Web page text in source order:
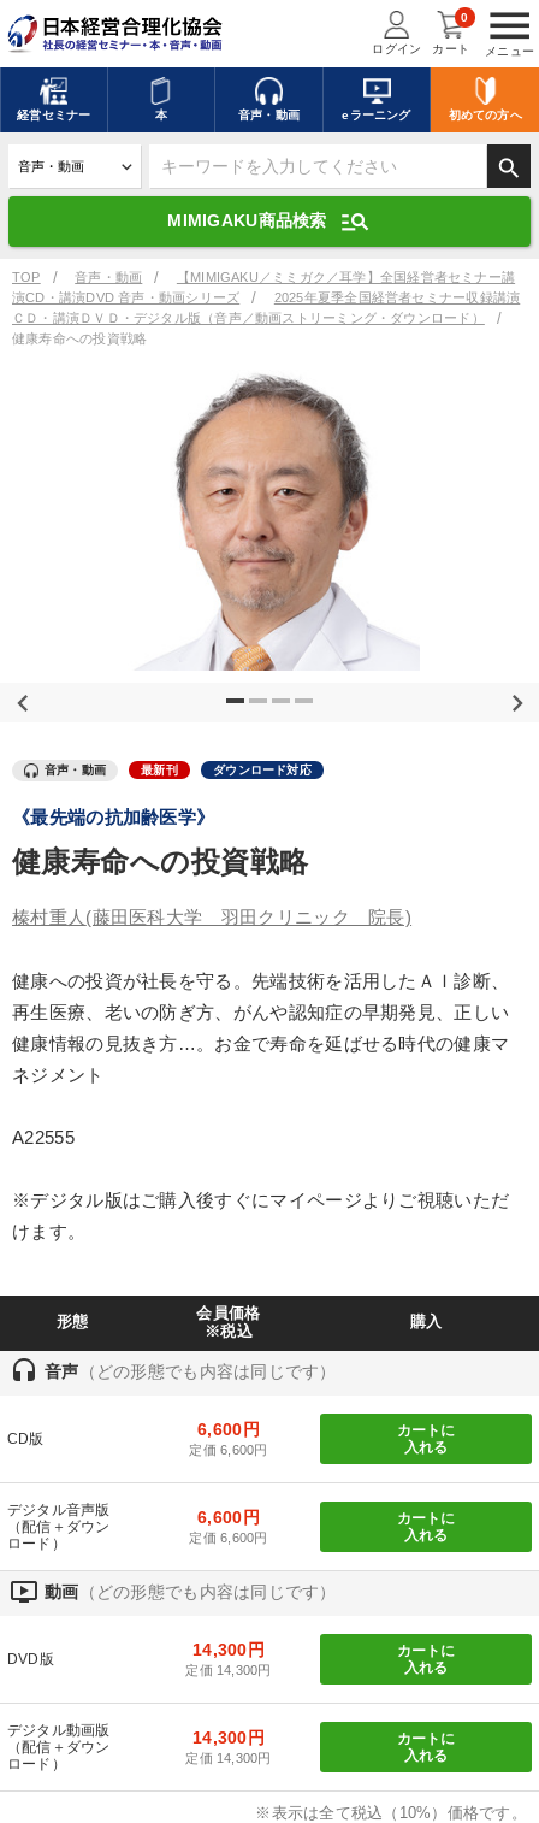
menu
メニュー
ログイン カート
0
経営セミナー 本 音声・動画 eラーニング 初めての方へ
search
MIMIGAKU商品検索 manage_search
キーワードを入力して探す
デジタル版対応のみ検索結果に表示する
search 上記の条件で検索
全国経営者セミナー講演収録物（全1315タイトル）からお探しいただけ
優秀各社の智恵と戦略 事業家のロマンと経営
専門家のアドバイス
2026年春季全国経営者セミナー収録講演ＣＤ・講演ＤＶＤ・デジ
タル版（音声／動画ストリーミング・ダウンロード）
組織・採用・スキル 大竹愼一書籍
評講話
業種
キーワード
リピート 広報・PR 後継者
プロ経営者
※「更新」を押すと「テーマ」「キーワード」を更新いただけます。
ondemand_video 経営音声・動画を探す refresh 更新する
全国経営者セミナー収録物以外の経営教材（全761タイトル）からお探
【1月】音声・映像
【最新刊】精神科医・和田秀樹の「老いない力」＋健康な社長と
会社をつくる厳選講話
【2026年7月】音声・映像ご案内商品 大竹愼一書籍
TOP 音声・動画
【MIMIGAKU／ミミガク／耳学】全国経営者セミナー講
演CD・講演DVD 音声・動画シリーズ
2025年夏季全国経営者セミナー収録講演
ＣＤ・講演ＤＶＤ・デジタル版（音声／動画ストリーミング・ダウンロード）
健康寿命への投資戦略
音声・動画 最新刊 ダウンロード対応
《最先端の抗加齢医学》
健康寿命への投資戦略
榛村重人 (藤田医科大学 羽田クリニック 院長)
健康への投資が社長を守る。先端技術を活用したＡＩ診断、
再生医療、老いの防ぎ方、がんや認知症の早期発見、正しい
健康情報の見抜き方…。お金で寿命を延ばせる時代の健康マ
ネジメント
A22555
※デジタル版はご購入後すぐにマイページよりご視聴いただ
けます。
形態
会員価格
※税込
購入
headset 音声 （どの形態でも内容は同じです）
CD版 6,600円
定価 6,600円
カートに
入れる
デジタル音声版
（配信＋ダウン
ロード）
6,600円
定価 6,600円
カートに
入れる
ondemand_video 動画 （どの形態でも内容は同じです）
DVD版 14,300円
定価 14,300円
カートに
入れる
デジタル動画版
（配信＋ダウン
ロード）
14,300円
定価 14,300円
カートに
入れる
※表示は全て税込（10%）価格です。